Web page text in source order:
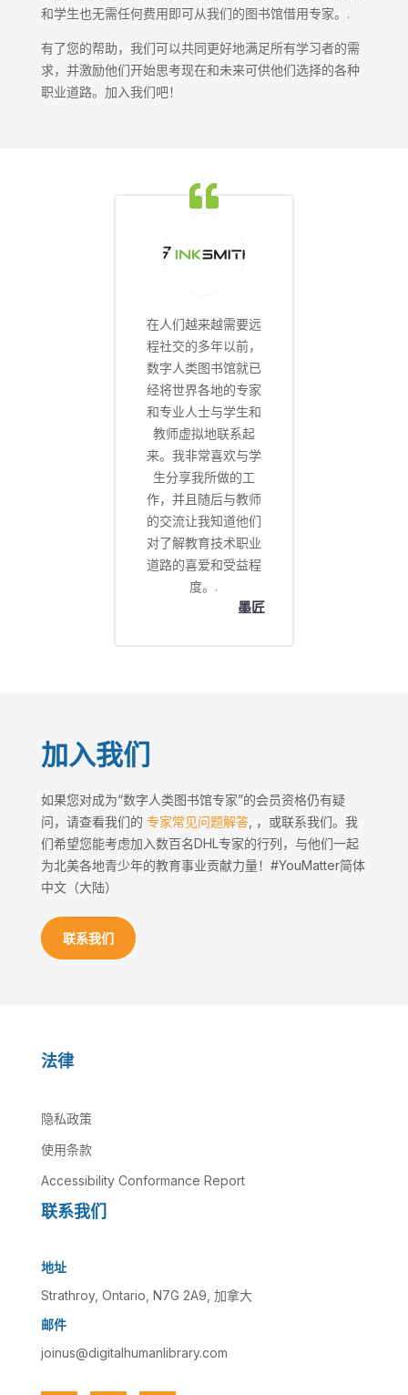
和学生也无需任何费用即可从我们的图书馆借用专家。.
有了您的帮助，我们可以共同更好地满足所有学习者的需
求，并激励他们开始思考现在和未来可供他们选择的各种
职业道路。加入我们吧！
在人们越来越需要远
程社交的多年以前，
数字人类图书馆就已
经将世界各地的专家
和专业人士与学生和
教师虚拟地联系起
来。我非常喜欢与学
生分享我所做的工
作，并且随后与教师
的交流让我知道他们
对了解教育技术职业
道路的喜爱和受益程
度。.
墨匠
加入我们
如果您对成为“数字人类图书馆专家”的会员资格仍有疑
问，请查看我们的 专家常见问题解答, ，或联系我们。我
们希望您能考虑加入数百名DHL专家的行列，与他们一起
为北美各地青少年的教育事业贡献力量！#YouMatter简体
中文（大陆）
联系我们
法律
隐私政策
使用条款
Accessibility Conformance Report
联系我们
地址
Strathroy, Ontario, N7G 2A9, 加拿大
邮件
joinus@digitalhumanlibrary.com